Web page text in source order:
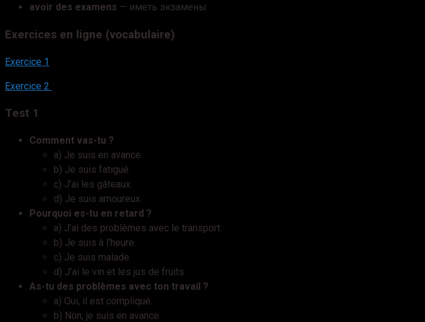
avoir des examens — иметь экзамены
Exercices en ligne (vocabulaire)
Exercice 1
Exercice 2
Теst 1
Comment vas-tu ?
a) Je suis en avance.
b) Je suis fatigué.
c) J’ai les gâteaux.
d) Je suis amoureux.
Pourquoi es-tu en retard ?
a) J’ai des problèmes avec le transport.
b) Je suis à l’heure.
c) Je suis malade.
d) J’ai le vin et les jus de fruits.
As-tu des problèmes avec ton travail ?
a) Oui, il est compliqué.
b) Non, je suis en avance.